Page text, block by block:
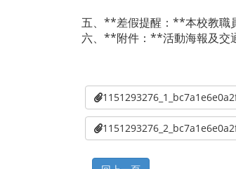
五、**差假提醒：**本校教職
六、**附件：**活動海報及交